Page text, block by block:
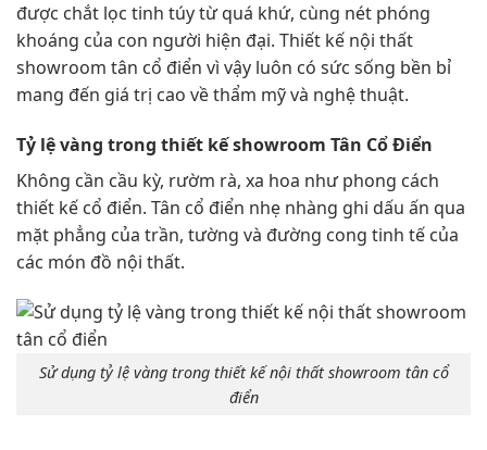
được chắt lọc tinh túy từ quá khứ, cùng nét phóng
khoáng của con người hiện đại. Thiết kế nội thất
showroom tân cổ điển vì vậy luôn có sức sống bền bỉ
mang đến giá trị cao về thẩm mỹ và nghệ thuật.
Tỷ lệ vàng trong thiết kế showroom Tân Cổ Điển
Không cần cầu kỳ, rườm rà, xa hoa như phong cách
thiết kế cổ điển. Tân cổ điển nhẹ nhàng ghi dấu ấn qua
mặt phẳng của trần, tường và đường cong tinh tế của
các món đồ nội thất.
Sử dụng tỷ lệ vàng trong thiết kế nội thất showroom tân cổ
điển